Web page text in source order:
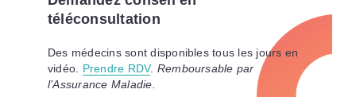
téléconsultation
Des médecins sont disponibles tous les jours en
vidéo. Prendre RDV. Remboursable par
l’Assurance Maladie.